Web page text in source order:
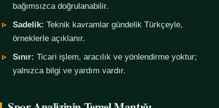
bağımsızca doğrulanabilir.
Sadelik: Teknik kavramlar gündelik Türkçeyle,
örneklerle açıklanır.
Sınır: Ticari işlem, aracılık ve yönlendirme yoktur;
yalnızca bilgi ve yardım vardır.